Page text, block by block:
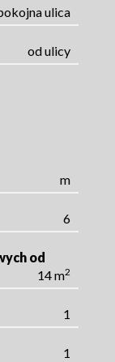
ulica
od ulicy
m
6
od
14 m2
1
1